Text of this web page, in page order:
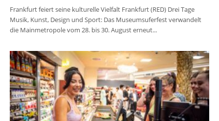
Frankfurt feiert seine kulturelle Vielfalt Frankfurt (RED) Drei Tage
Musik, Kunst, Design und Sport: Das Museumsuferfest verwandelt
die Mainmetropole vom 28. bis 30. August erneut...